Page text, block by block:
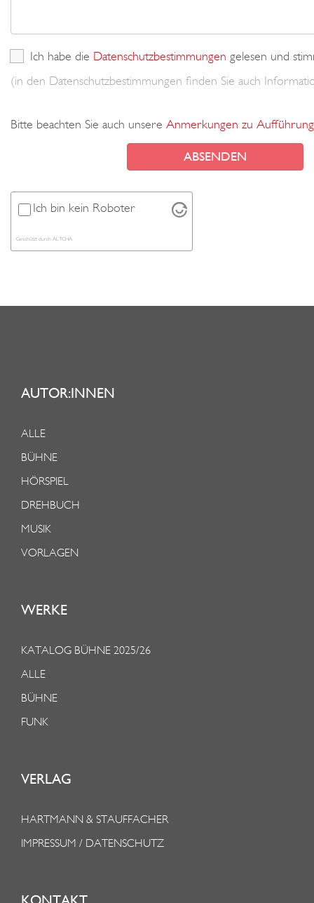
Ich habe die Datenschutzbestimmungen gelesen und
(in den Datenschutzbestimmungen finden Sie auch
Bitte beachten Sie auch unsere Anmerkungen zu
Ich bin kein Roboter
Geschützt durch ALTCHA
AUTOR:INNEN
ALLE
BÜHNE
HÖRSPIEL
DREHBUCH
MUSIK
VORLAGEN
WERKE
KATALOG BÜHNE 2025/26
ALLE
BÜHNE
FUNK
VERLAG
HARTMANN & STAUFFACHER
IMPRESSUM / DATENSCHUTZ